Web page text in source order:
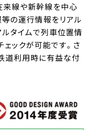
来線や新幹線を中心
の運行情報をリアル
タイムで列車位置情
ックが可能です。さ
道利用時に有益な付